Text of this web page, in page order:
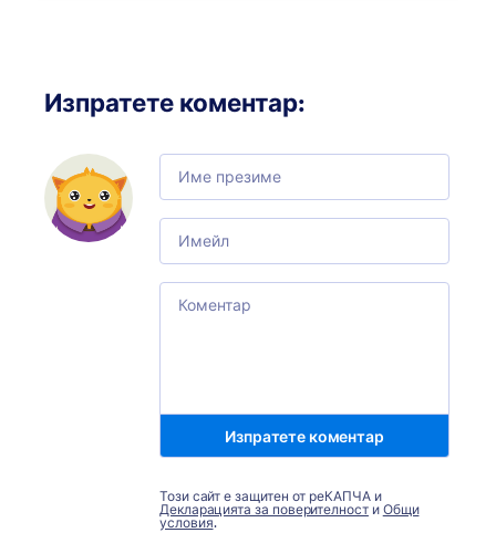
Изпратете коментар:
Comment
Email
Comment
Изпратете коментар
Този сайт е защитен от реКАПЧА и
Декларацията за поверителности Общи
условия.